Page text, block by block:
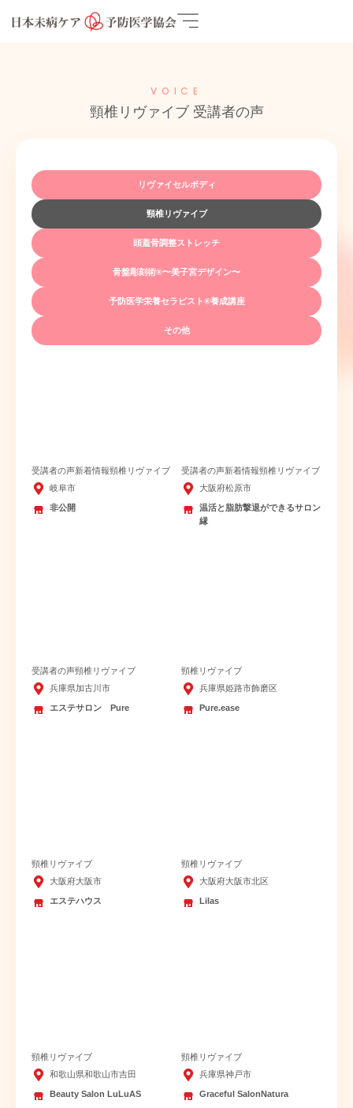
VOICE
頸椎リヴァイブ 受講者の声
リヴァイセルボディ
頸椎リヴァイブ
頭蓋骨調整ストレッチ
骨盤彫刻術®〜美子宮デザイン〜
予防医学栄養セラピスト®養成講座
その他
受講者の声新着情報頸椎リヴァイブ
岐阜市
非公開
受講者の声新着情報頸椎リヴァイブ
大阪府松原市
温活と脂肪撃退ができるサロン
縁
受講者の声頸椎リヴァイブ
兵庫県加古川市
エステサロン Pure
頸椎リヴァイブ
兵庫県姫路市飾磨区
Pure.ease
頸椎リヴァイブ
大阪府大阪市
エステハウス
頸椎リヴァイブ
大阪府大阪市北区
Lilas
頸椎リヴァイブ
和歌山県和歌山市吉田
Beauty Salon LuLuAS
頸椎リヴァイブ
兵庫県神戸市
Graceful SalonNatura